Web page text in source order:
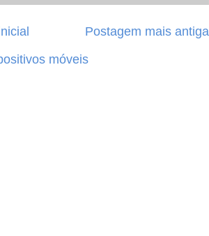
Postagem mais antiga
móveis